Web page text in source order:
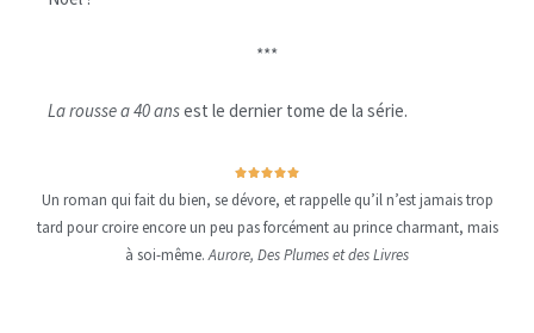
***
La rousse a 40 ansest le dernier tome de la série.

Un roman qui fait du bien, se dévore, et rappelle qu’il n’est jamais trop
tard pour croire encore un peu pas forcément au prince charmant, mais
à soi-même.Aurore, Des Plumes et des Livres